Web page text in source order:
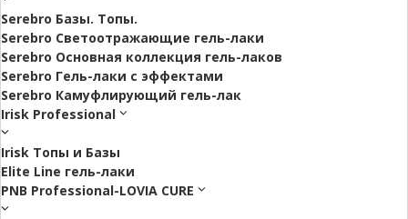
Serebro Базы. Топы.
Serebro Светоотражающие гель-лаки
Serebro Основная коллекция гель-лаков
Serebro Гель-лаки с эффектами
Serebro Камуфлирующий гель-лак
Irisk Professional
Irisk Топы и Базы
Elite Line гель-лаки
PNB Professional-LOVIA CURE